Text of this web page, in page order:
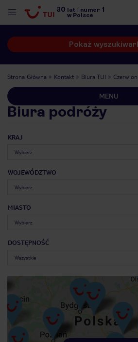
30 lat numer 1
w Polsce
Pokaż
Strona Główna Kontakt Biura TUI
MENU
Biura podróży
KRAJ
WOJEWÓDZTWO
MIASTO
DOSTĘPNOŚĆ